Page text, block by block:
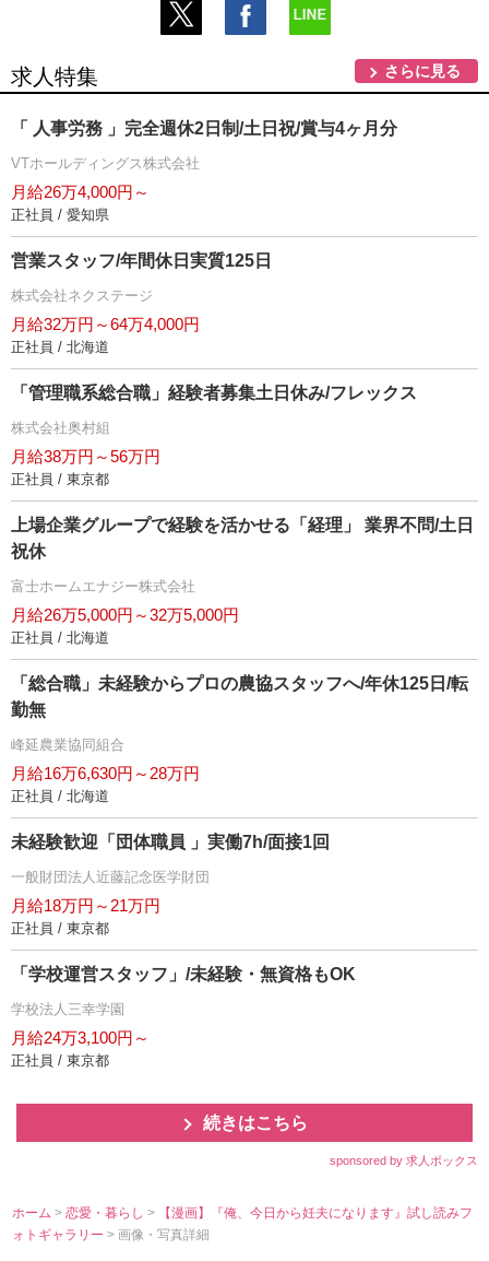
求人特集 さらに見る
「 人事労務 」完全週休2日制/土日祝/賞与4ヶ月分
VTホールディングス株式会社
月給26万4,000円～
正社員 / 愛知県
営業スタッフ/年間休日実質125日
株式会社ネクステージ
月給32万円～64万4,000円
正社員 / 北海道
「管理職系総合職」経験者募集土日休み/フレックス
株式会社奥村組
月給38万円～56万円
正社員 / 東京都
上場企業グループで経験を活かせる「経理」 業界不問/土日
祝休
富士ホームエナジー株式会社
月給26万5,000円～32万5,000円
正社員 / 北海道
「総合職」未経験からプロの農協スタッフへ/年休125日/転
勤無
峰延農業協同組合
月給16万6,630円～28万円
正社員 / 北海道
未経験歓迎「団体職員 」実働7h/面接1回
一般財団法人近藤記念医学財団
月給18万円～21万円
正社員 / 東京都
「学校運営スタッフ」/未経験・無資格もOK
学校法人三幸学園
月給24万3,100円～
正社員 / 東京都
続きはこちら
sponsored by 求人ボックス
ホーム >恋愛・暮らし>
【漫画】『俺、今日から妊夫になります』試し読みフ
ォトギャラリー> 画像・写真詳細